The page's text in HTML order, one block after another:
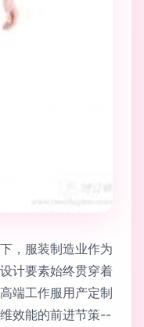
，服装制造业作为
计要素始终贯穿着
端工作服用产定制
效能的前进节策--